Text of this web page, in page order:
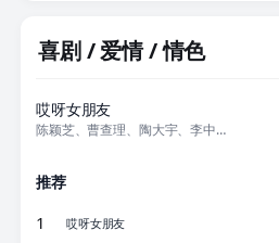
喜剧 / 爱情 / 情色
哎呀女朋友
陈颖芝、曹查理、陶大宇、李中宁、李月仙、
推荐
1 哎呀女朋友